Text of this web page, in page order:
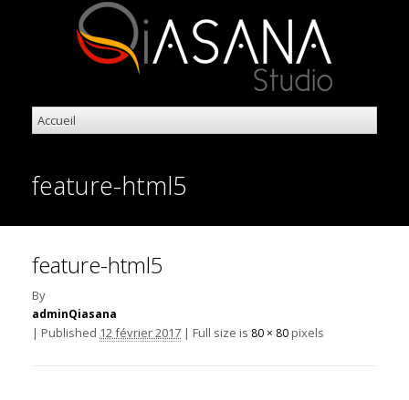
feature-html5
feature-html5
By
adminQiasana
| Published 12 février 2017 | Full size is 80 × 80 pixels